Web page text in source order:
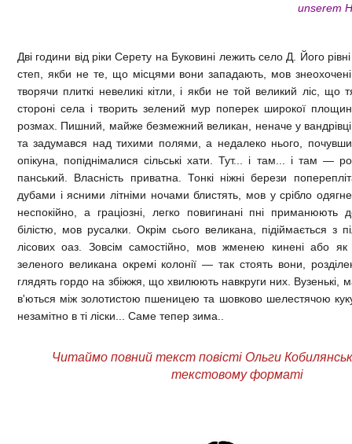
unserem
Дві години від ріки Серету на Буковині лежить село Д. Його
степ, якби не те, що місцями вони западають, мов
творячи плиткі невеликі кітли, і якби не той великий ліс, що
стороні села і творить зелений мур поперек широкої
розмах. Пишний, майже безмежний великан, неначе у
та задумався над тихими полями, а недалеко нього,
опікуна, попіднімалися сільські хати. Тут... і там... і там —
панський. Власність приватна. Тонкі ніжні берези
дубами і ясними літніми ночами блистять, мов у срібло
неспокійно, а граціозні, легко повигинані пні приманюють
білістю, мов русалки. Окрім сього великана, підіймається з
лісових оаз. Зовсім самостійно, мов жменею кинені або як
зеленого великана окремі колонії — так стоять вони,
глядять гордо на збіжжя, що хвилюють навкруги них. Вузенькі,
в'ються між золотистою пшеницею та шовково шелестячою
незамітно в ті ліски... Саме тепер зима..
Читаймо повний текст повісті Ольги
текстовому форматі